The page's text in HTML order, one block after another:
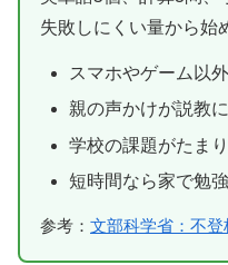
失敗しにくい量から始
スマホやゲーム以
親の声かけが説教
学校の課題がたま
短時間なら家で勉
参考： 文部科学省：不